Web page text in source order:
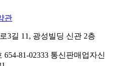
관
3길 11, 광성빌딩 신관 2층
81-02333 통신판매업자신